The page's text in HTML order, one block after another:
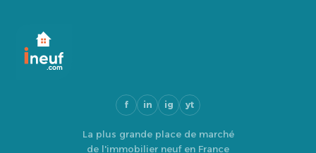
f in ig yt
La plus grande place de marché
de l'immobilier neuf en France